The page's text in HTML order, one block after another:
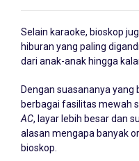
Selain karaoke, bioskop
hiburan yang paling
dari anak-anak hingga
Dengan suasananya
berbagai fasilitas mewah
AC, layar lebih besar dan
alasan mengapa banyak
bioskop.